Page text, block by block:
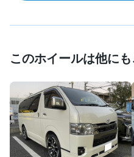
このホイールは他に